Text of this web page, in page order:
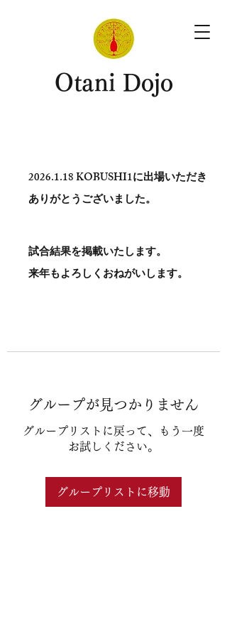
​Otani Dojo
2026.1.18KOBUSHI1に出場いただき
ありがとう​ございました。
試合結果を掲載いたします。
​来年もよろしくおねがいします。
グループが見つかりません
グループリストに戻って、もう一度
お試しください。
グループリストに移動